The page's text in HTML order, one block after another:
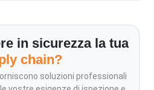
in sicurezza la tua
chain?
soluzioni professionali